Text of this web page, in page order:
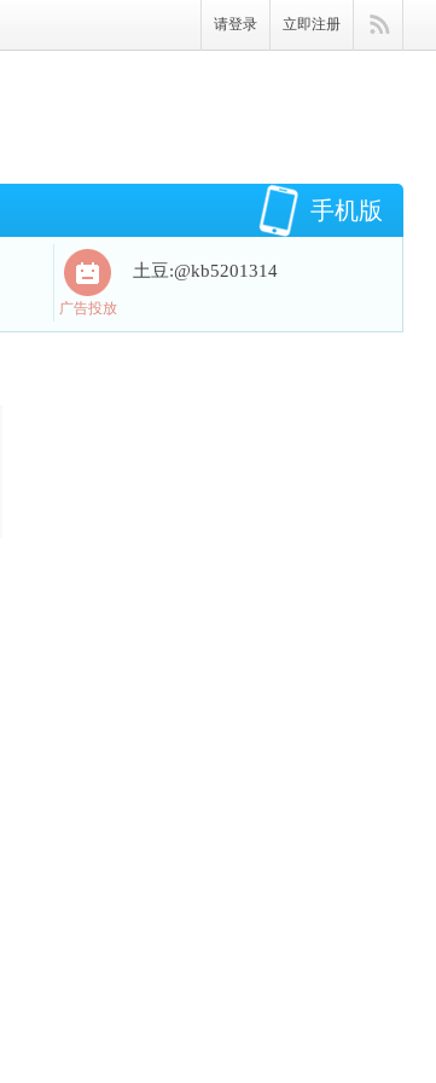
请登录 立即注册
手机版
土豆:@kb5201314
广告投放